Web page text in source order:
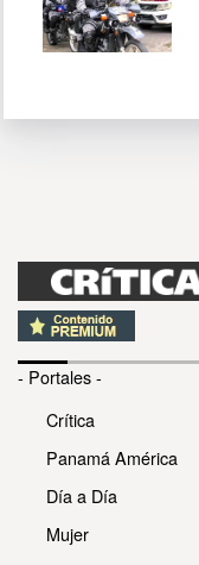
- Portales -
Crítica
Panamá América
Día a Día
Mujer